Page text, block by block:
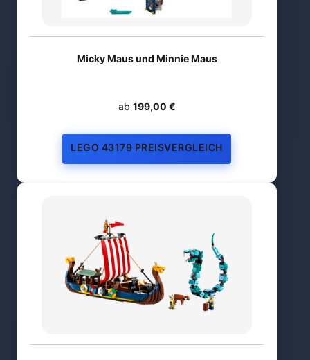
Micky Maus und Minnie Maus
ab 199,00 €
LEGO 43179 PREISVERGLEICH